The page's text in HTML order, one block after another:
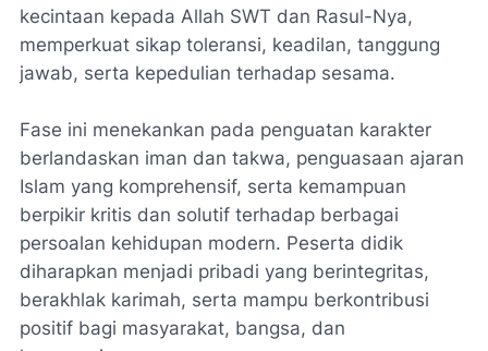
kecintaan kepada Allah SWT dan Rasul-Nya,
memperkuat sikap toleransi, keadilan, tanggung
jawab, serta kepedulian terhadap sesama.
Fase ini menekankan pada penguatan karakter
berlandaskan iman dan takwa, penguasaan ajaran
Islam yang komprehensif, serta kemampuan
berpikir kritis dan solutif terhadap berbagai
persoalan kehidupan modern. Peserta didik
diharapkan menjadi pribadi yang berintegritas,
berakhlak karimah, serta mampu berkontribusi
positif bagi masyarakat, bangsa, dan